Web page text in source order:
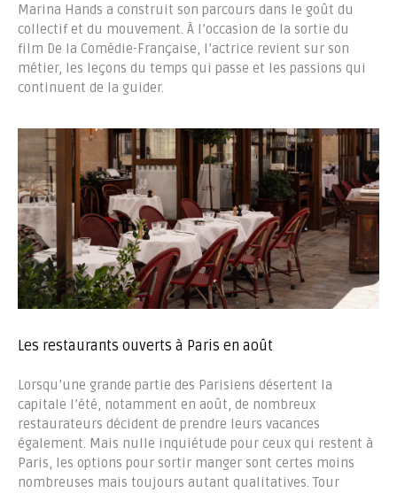
Marina Hands a construit son parcours dans le goût du
collectif et du mouvement. À l’occasion de la sortie du
film De la Comédie-Française, l’actrice revient sur son
métier, les leçons du temps qui passe et les passions qui
continuent de la guider.
Les restaurants ouverts à Paris en août
Lorsqu’une grande partie des Parisiens désertent la
capitale l’été, notamment en août, de nombreux
restaurateurs décident de prendre leurs vacances
également. Mais nulle inquiétude pour ceux qui restent à
Paris, les options pour sortir manger sont certes moins
nombreuses mais toujours autant qualitatives. Tour